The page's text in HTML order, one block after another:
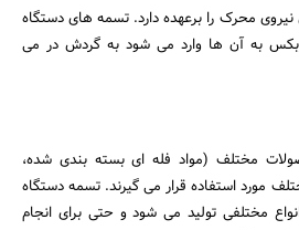
محرک را برعهده دارد. تسمه های دستگاه
به آن ها وارد می شود به گردش در می
مختلف (مواد فله ای بسته بندی شده،
مورد استفاده قرار می گیرند. تسمه دستگاه
مختلفی تولید می شود و حتی برای انجام